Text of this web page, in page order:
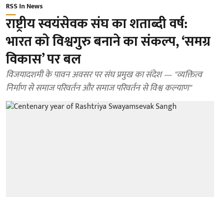
RSS In News
राष्ट्रीय स्वयंसेवक संघ का शताब्दी वर्ष:
भारत को विश्वगुरु बनाने का संकल्प, ‘समग्र
विकास’ पर बल
विजयादशमी के पावन अवसर पर संघ प्रमुख का संदेश — "व्यक्तित्व
निर्माण से समाज परिवर्तन और समाज परिवर्तन से विश्व कल्याण"